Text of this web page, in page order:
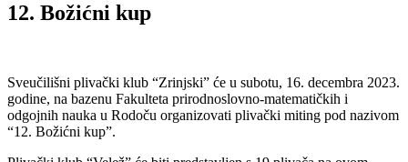
12. Božićni kup
Sveučilišni plivački klub “Zrinjski” će u subotu, 16. decembra 2023.
godine, na bazenu Fakulteta prirodnoslovno-matematičkih i
odgojnih nauka u Rodoču organizovati plivački miting pod nazivom
“12. Božićni kup”.